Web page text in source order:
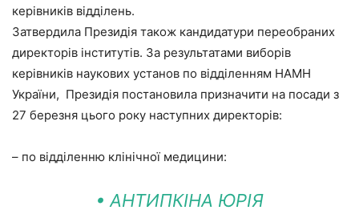
керівників відділень.
Затвердила Президія також кандидатури переобраних
директорів інститутів. За результатами виборів
керівників наукових установ по відділенням НАМН
України, Президія постановила призначити на посади з
27 березня цього року наступних директорів:
– по відділенню клінічної медицини:
• АНТИПКІНА ЮРІЯ